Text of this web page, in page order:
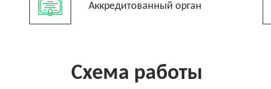
Аккредитованный орган
Схема работы